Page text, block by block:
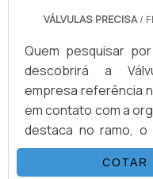
VÁLVULAS PRECISA/
Quem pesquisar por
descobrirá a
empresa referência
em contato com a
destaca no ramo, o
suporte completo
dúvidas sobre
COTAR